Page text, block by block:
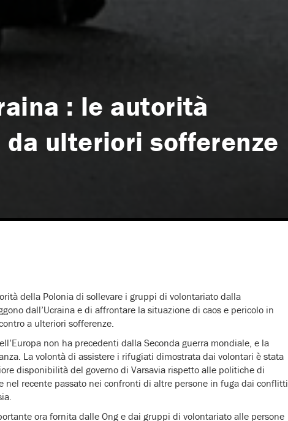
: le autorità
ulteriori sofferenze
della Polonia di sollevare i gruppi di volontariato dalla
dall’Ucraina e di affrontare la situazione di caos e pericolo in
a ulteriori sofferenze.
non ha precedenti dalla Seconda guerra mondiale, e la
La volontà di assistere i rifugiati dimostrata dai volontari è stata
disponibilità del governo di Varsavia rispetto alle politiche di
recente passato nei confronti di altre persone in fuga dai conflitti
ora fornita dalle Ong e dai gruppi di volontariato alle persone